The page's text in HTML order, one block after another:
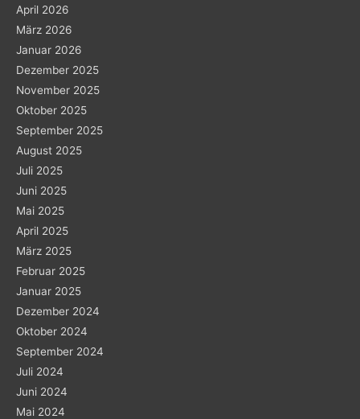
April 2026
März 2026
Januar 2026
Dezember 2025
November 2025
Oktober 2025
September 2025
August 2025
Juli 2025
Juni 2025
Mai 2025
April 2025
März 2025
Februar 2025
Januar 2025
Dezember 2024
Oktober 2024
September 2024
Juli 2024
Juni 2024
Mai 2024